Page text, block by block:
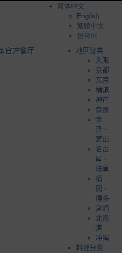
简体中文
English
繁體中文
한국어
地区分类
大阪
京都
东京
横滨
神户
奈良
金
泽・
富山
名古
屋・
岐阜
福
冈・
博多
宫崎
北海
道
冲绳
料理分类